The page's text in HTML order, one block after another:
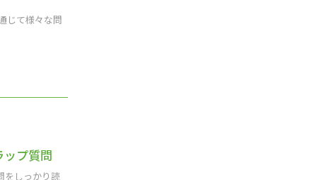
じて様々な問
プ質問
をしっかり読